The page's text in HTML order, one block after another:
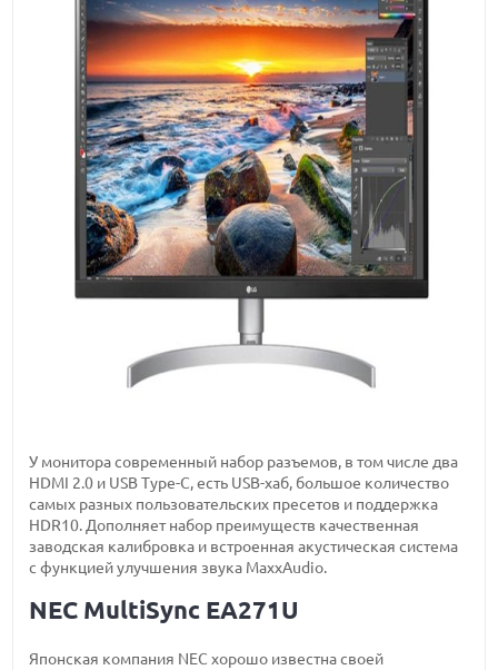
У монитора современный набор разъемов, в том числе два
HDMI 2.0 и USB Type-C, есть USB-хаб, большое количество
самых разных пользовательских пресетов и поддержка
HDR10. Дополняет набор преимуществ качественная
заводская калибровка и встроенная акустическая система
с функцией улучшения звука MaxxAudio.
NEC MultiSync EA271U
Японская компания NEC хорошо известна своей